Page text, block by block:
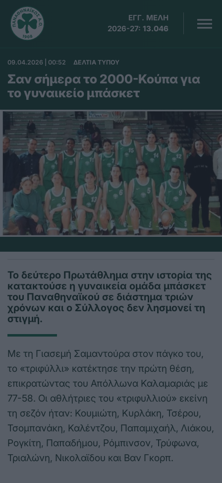
ΕΓΓ. ΜΕΛΗ
2026-27: 13.046
09.04.2026 | 00:52 ΔΕΛΤΙΑ ΤΥΠΟΥ
Σαν σήμερα το 2000-Κούπα για
το γυναικείο μπάσκετ
Το δεύτερο Πρωτάθλημα στην ιστορία της
κατακτούσε η γυναικεία ομάδα μπάσκετ
του Παναθηναϊκού σε διάστημα τριών
χρόνων και ο Σύλλογος δεν λησμονεί τη
στιγμή.
Με τη Γιασεμή Σαμαντούρα στον πάγκο του,
το «τριφύλλι» κατέκτησε την πρώτη θέση,
επικρατώντας του Απόλλωνα Καλαμαριάς με
77-58. Οι αθλήτριες του «τριφυλλιού» εκείνη
τη σεζόν ήταν: Κουμιώτη, Κυρλάκη, Τσέρου,
Τσομπανάκη, Καλέντζου, Παπαμιχαήλ, Λιάκου,
Ρογκίτη, Παπαδήμου, Ρόμπινσον, Τρύφωνα,
Τριαλώνη, Νικολαϊδου και Βαν Γκορπ.